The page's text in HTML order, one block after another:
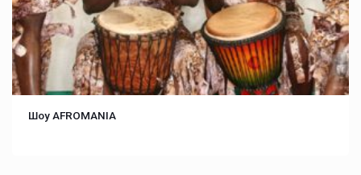
Шоу AFROMANIA